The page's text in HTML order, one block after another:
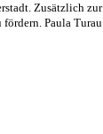
Zusätzlich zur
Paula Turau